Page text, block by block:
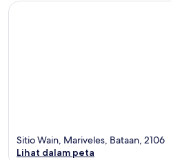
Sitio Wain, Mariveles, Bataan, 2106
Lihat dalam peta